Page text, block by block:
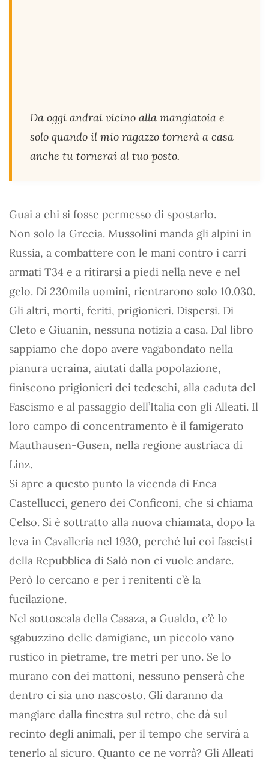
Da oggi andrai vicino alla mangiatoia e
solo quando il mio ragazzo tornerà a casa
anche tu tornerai al tuo posto.
Guai a chi si fosse permesso di spostarlo.
Non solo la Grecia. Mussolini manda gli alpini in
Russia, a combattere con le mani contro i carri
armati T34 e a ritirarsi a piedi nella neve e nel
gelo. Di 230mila uomini, rientrarono solo 10.030.
Gli altri, morti, feriti, prigionieri. Dispersi. Di
Cleto e Giuanin, nessuna notizia a casa. Dal libro
sappiamo che dopo avere vagabondato nella
pianura ucraina, aiutati dalla popolazione,
finiscono prigionieri dei tedeschi, alla caduta del
Fascismo e al passaggio dell’Italia con gli Alleati. Il
loro campo di concentramento è il famigerato
Mauthausen-Gusen, nella regione austriaca di
Linz.
Si apre a questo punto la vicenda di Enea
Castellucci, genero dei Conficoni, che si chiama
Celso. Si è sottratto alla nuova chiamata, dopo la
leva in Cavalleria nel 1930, perché lui coi fascisti
della Repubblica di Salò non ci vuole andare.
Però lo cercano e per i renitenti c’è la
fucilazione.
Nel sottoscala della Casaza, a Gualdo, c’è lo
sgabuzzino delle damigiane, un piccolo vano
rustico in pietrame, tre metri per uno. Se lo
murano con dei mattoni, nessuno penserà che
dentro ci sia uno nascosto. Gli daranno da
mangiare dalla finestra sul retro, che dà sul
recinto degli animali, per il tempo che servirà a
tenerlo al sicuro. Quanto ce ne vorrà? Gli Alleati